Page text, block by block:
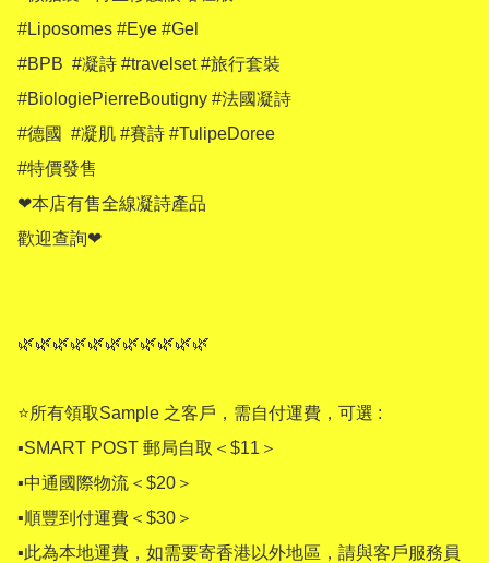
#Liposomes #Eye #Gel
#BPB  #凝詩 #travelset #旅行套裝
#BiologiePierreBoutigny #法國凝詩
#德國  #凝肌 #賽詩 #TulipeDoree
#特價發售
❤本店有售全線凝詩產品
歡迎查詢❤
🌿🌿🌿🌿🌿🌿🌿🌿🌿🌿🌿
⭐所有領取Sample 之客戶，需自付運費，可選 :
▪SMART POST 郵局自取＜$11＞
▪中通國際物流＜$20＞
▪順豐到付運費＜$30＞
▪此為本地運費，如需要寄香港以外地區，請與客戶服務員